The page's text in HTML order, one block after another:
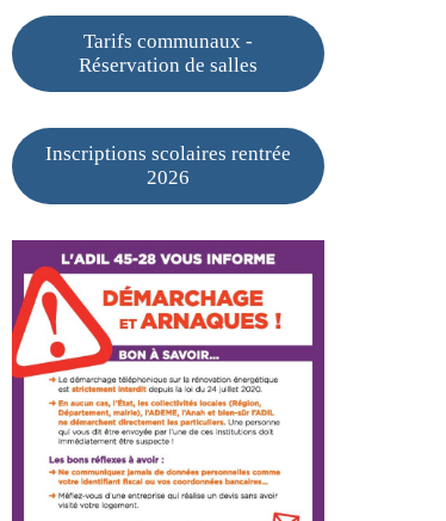
Tarifs communaux -
Réservation de salles
Inscriptions scolaires rentrée
2026